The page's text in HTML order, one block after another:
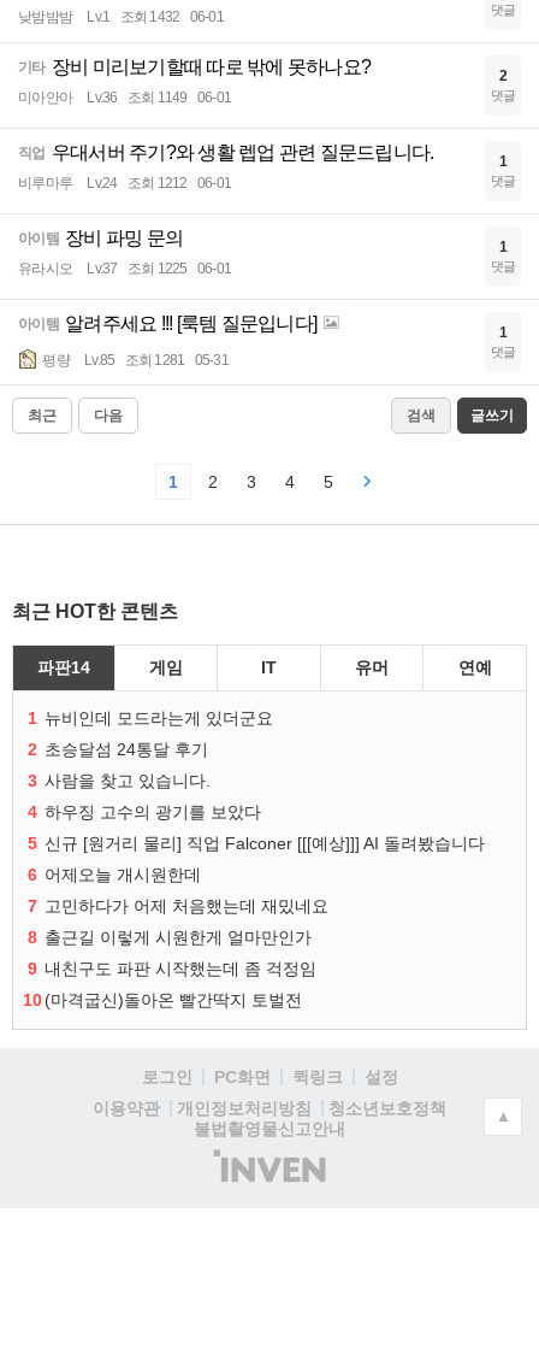
낮밤밤밤 Lv.1 조회 1432 06-01 댓글
기타 장비 미리보기할때 따로 밖에 못하나요?
미아안아 Lv.36 조회 1149 06-01
2
댓글
직업 우대서버 주기?와 생활 렙업 관련 질문드립니다.
비루마루 Lv.24 조회 1212 06-01
1
댓글
아이템 장비 파밍 문의
유라시오 Lv.37 조회 1225 06-01
1
댓글
아이템 알려주세요 !!! [룩템 질문입니다]
평량 Lv.85 조회 1281 05-31
1
댓글
최근 다음 검색 글쓰기
1 2 3 4 5
최근 HOT한 콘텐츠
파판14 게임 IT 유머 연예
1 뉴비인데 모드라는게 있더군요
2 초승달섬 24통달 후기
3 사람을 찾고 있습니다.
4 하우징 고수의 광기를 보았다
5 신규 [원거리 물리] 직업 Falconer [[[예상]]] AI 돌려봤습니다
6 어제오늘 개시원한데
7 고민하다가 어제 처음했는데 재밌네요
8 출근길 이렇게 시원한게 얼마만인가
9 내친구도 파판 시작했는데 좀 걱정임
10(마격굽신)돌아온 빨간딱지 토벌전
로그인 PC화면 퀵링크
설정
이용약관
개인정보처리방침
청소년보호정책
불법촬영물신고안내
(주)
인
▲